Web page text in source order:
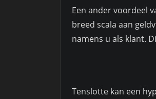
Een ander voordeel
breed scala aan
namens u als klant.
Tenslotte kan een